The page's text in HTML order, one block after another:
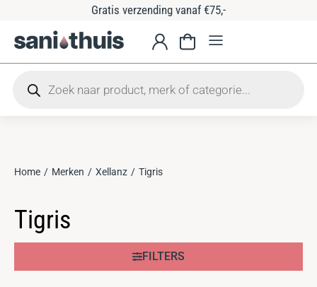
Gratis verzending vanaf €75,-
Je bent hier:
Home Merken Xellanz Tigris
Tigris
FILTERS